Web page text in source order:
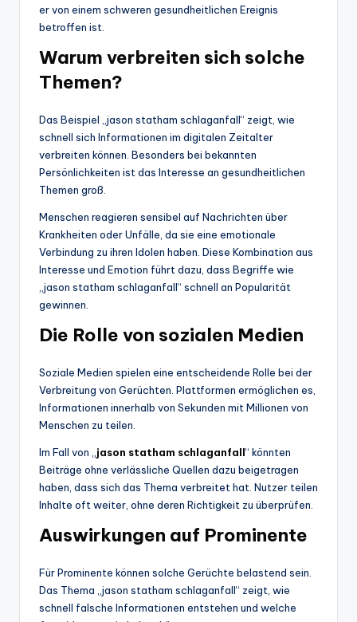
er von einem schweren gesundheitlichen Ereignis
betroffen ist.
Warum verbreiten sich solche
Themen?
Das Beispiel „jason statham schlaganfall“ zeigt, wie
schnell sich Informationen im digitalen Zeitalter
verbreiten können. Besonders bei bekannten
Persönlichkeiten ist das Interesse an gesundheitlichen
Themen groß.
Menschen reagieren sensibel auf Nachrichten über
Krankheiten oder Unfälle, da sie eine emotionale
Verbindung zu ihren Idolen haben. Diese Kombination aus
Interesse und Emotion führt dazu, dass Begriffe wie
„jason statham schlaganfall“ schnell an Popularität
gewinnen.
Die Rolle von sozialen Medien
Soziale Medien spielen eine entscheidende Rolle bei der
Verbreitung von Gerüchten. Plattformen ermöglichen es,
Informationen innerhalb von Sekunden mit Millionen von
Menschen zu teilen.
Im Fall von „ jason statham schlaganfall“ könnten
Beiträge ohne verlässliche Quellen dazu beigetragen
haben, dass sich das Thema verbreitet hat. Nutzer teilen
Inhalte oft weiter, ohne deren Richtigkeit zu überprüfen.
Auswirkungen auf Prominente
Für Prominente können solche Gerüchte belastend sein.
Das Thema „jason statham schlaganfall“ zeigt, wie
schnell falsche Informationen entstehen und welche